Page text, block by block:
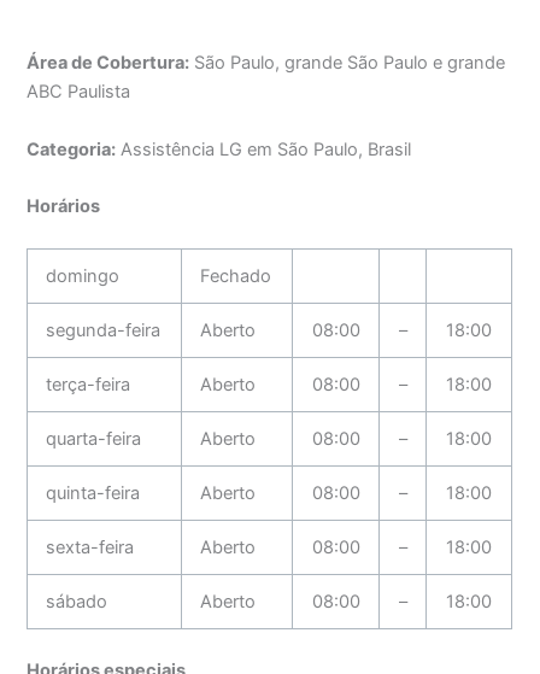
Área de Cobertura: São Paulo, grande São Paulo e grande
ABC Paulista
Categoria: Assistência LG em São Paulo, Brasil
Horários
domingo Fechado
segunda-feira Aberto 08:00 – 18:00
terça-feira Aberto 08:00 – 18:00
quarta-feira Aberto 08:00 – 18:00
quinta-feira Aberto 08:00 – 18:00
sexta-feira Aberto 08:00 – 18:00
sábado Aberto 08:00 – 18:00